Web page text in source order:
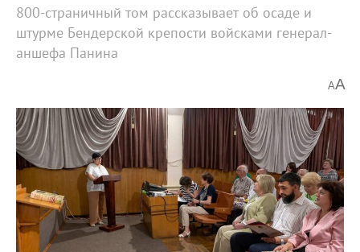
800-страничный том рассказывает об осаде и
штурме Бендерской крепости войсками генерал-
аншефа Панина
AA